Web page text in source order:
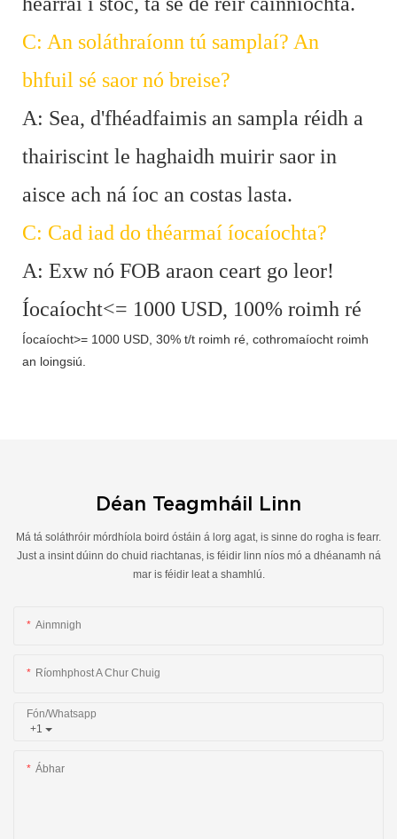
C: An soláthraíonn tú samplaí? An
bhfuil sé saor nó breise?
A: Sea, d'fhéadfaimis an sampla réidh a
thairiscint le haghaidh muirir saor in
aisce ach ná íoc an costas lasta.
C: Cad iad do théarmaí íocaíochta?
A: Exw nó FOB araon ceart go leor!
Íocaíocht<= 1000 USD, 100% roimh ré
Íocaíocht>= 1000 USD, 30% t/t roimh ré, cothromaíocht roimh
an loingsiú.
Déan Teagmháil Linn
Má tá soláthróir mórdhíola boird óstáin á lorg agat, is sinne do rogha is fearr.
Just a insint dúinn do chuid riachtanas, is féidir linn níos mó a dhéanamh ná
mar is féidir leat a shamhlú.
Ainmnigh
Ríomhphost A Chur Chuig
+1
Fón/whatsapp
Ábhar